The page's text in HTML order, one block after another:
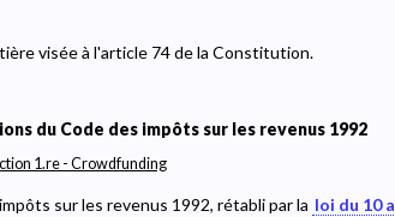
visée à l'article 74 de la Constitution.
du Code des impôts sur les revenus 1992
1.re - Crowdfunding
sur les revenus 1992, rétabli par la loi du 10